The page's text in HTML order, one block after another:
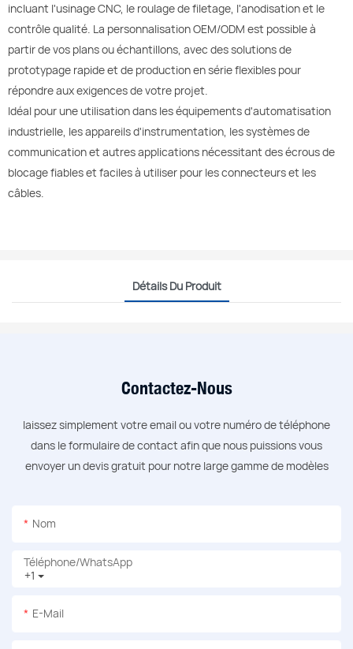
incluant l'usinage CNC, le roulage de filetage, l'anodisation et le
contrôle qualité. La personnalisation OEM/ODM est possible à
partir de vos plans ou échantillons, avec des solutions de
prototypage rapide et de production en série flexibles pour
répondre aux exigences de votre projet.
Idéal pour une utilisation dans les équipements d'automatisation
industrielle, les appareils d'instrumentation, les systèmes de
communication et autres applications nécessitant des écrous de
blocage fiables et faciles à utiliser pour les connecteurs et les
câbles.
Détails Du Produit
Contactez-Nous
laissez simplement votre email ou votre numéro de téléphone
dans le formulaire de contact afin que nous puissions vous
envoyer un devis gratuit pour notre large gamme de modèles
Nom
+1
Téléphone/WhatsApp
E-Mail